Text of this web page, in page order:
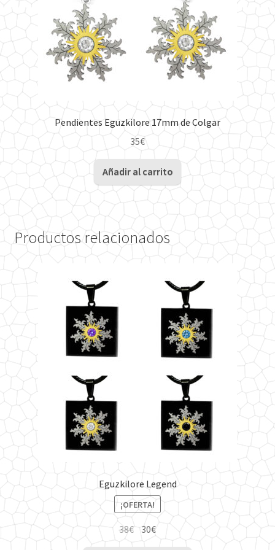
Pendientes Eguzkilore 17mm de Colgar
35€
Añadir al carrito
Productos relacionados
Eguzkilore Legend
¡OFERTA!
38€El
precio
30€El